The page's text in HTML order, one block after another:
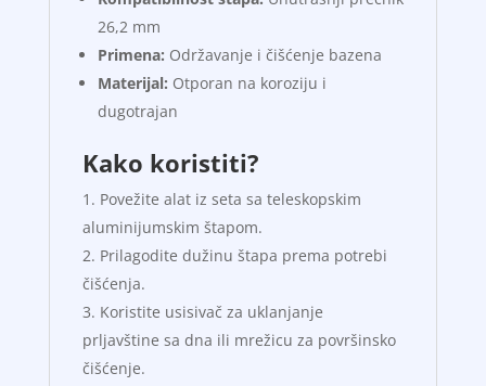
26,2 mm
Primena: Održavanje i čišćenje bazena
Materijal: Otporan na koroziju i
dugotrajan
Kako koristiti?
Povežite alat iz seta sa teleskopskim
aluminijumskim štapom.
Prilagodite dužinu štapa prema potrebi
čišćenja.
Koristite usisivač za uklanjanje
prljavštine sa dna ili mrežicu za površinsko
čišćenje.